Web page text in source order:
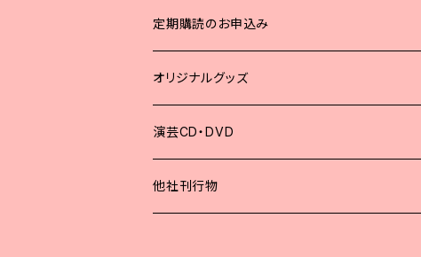
2023年
2022年
2021年
2020年
定期購読のお申込み
オリジナルグッズ
演芸CD・DVD
他社刊行物